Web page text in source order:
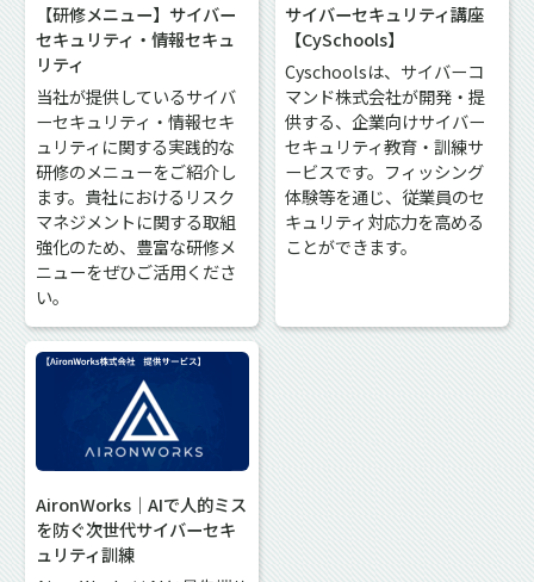
【研修メニュー】サイバー
セキュリティ・情報セキュ
リティ
当社が提供しているサイバ
ーセキュリティ・情報セキ
ュリティに関する実践的な
研修のメニューをご紹介し
ます。貴社におけるリスク
マネジメントに関する取組
強化のため、豊富な研修メ
ニューをぜひご活用くださ
い。
サイバーセキュリティ講座
【CySchools】
Cyschoolsは、サイバーコ
マンド株式会社が開発・提
供する、企業向けサイバー
セキュリティ教育・訓練サ
ービスです。フィッシング
体験等を通じ、従業員のセ
キュリティ対応力を高める
ことができます。
AironWorks｜AIで人的ミス
を防ぐ次世代サイバーセキ
ュリティ訓練